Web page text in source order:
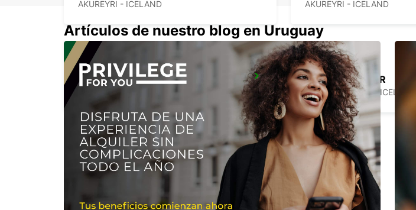
AKUREYRI - ICELAND AKUREYRI - ICELAND
HUSAVIK
HUSAVIK - ICELAND
SAUDARKROKUR
SAUDARKROKUR - ICELAND
Artículos de nuestro blog en Uruguay